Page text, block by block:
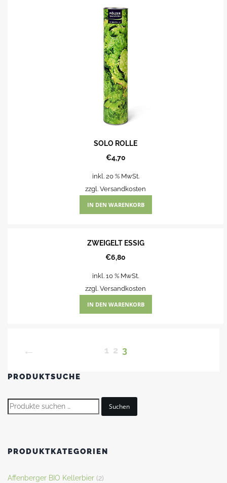
SOLO ROLLE
€4,70
inkl. 20 % MwSt.
zzgl.Versandkosten
IN DEN WARENKORB
ZWEIGELT ESSIG
€6,80
inkl. 10 % MwSt.
zzgl.Versandkosten
IN DEN WARENKORB
← 1 2 3
PRODUKTSUCHE
Suchen
PRODUKTKATEGORIEN
Affenberger BIO Kellerbier (2)